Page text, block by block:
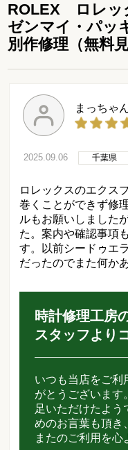
ROLEX ロレッ
ゼンマイ・パッ
別作修理（無料
まっちゃ
2025.09.06 千葉県
ロレックスのエクス
巻くことができず修
ルもお願いしました
た。案内や確認事項
す。以前シードゥエ
だったのでまた何か
時計修理工房
スタッフより
いつも当店をご利
がとうございます
足いただけたよう
めのお言葉も頂き
またのご利用を心